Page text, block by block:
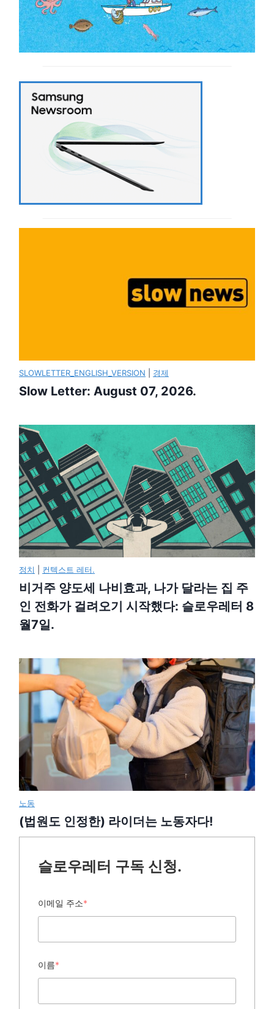
SLOWLETTER_ENGLISH_VERSION 경제
Slow Letter: August 07, 2026.
정치 컨텍스트 레터.
비거주 양도세 나비효과, 나가 달라는 집 주
인 전화가 걸려오기 시작했다: 슬로우레터 8
월7일.
노동
(법원도 인정한) 라이더는 노동자다!
슬로우레터 구독 신청.
이메일 주소*
이름*